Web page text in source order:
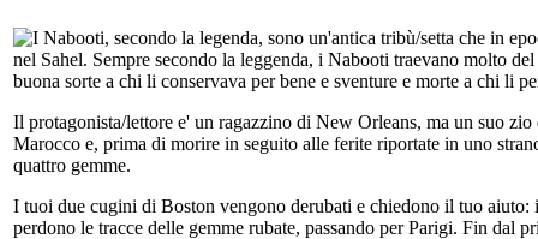
I Nabooti, secondo la legenda, sono un'antica tribù/setta che in
nel Sahel. Sempre secondo la leggenda, i Nabooti traevano molto
buona sorte a chi li conservava per bene e sventure e morte a chi li
Il protagonista/lettore e' un ragazzino di New Orleans, ma un suo
Marocco e, prima di morire in seguito alle ferite riportate in uno
quattro gemme.
I tuoi due cugini di Boston vengono derubati e chiedono il tuo
perdono le tracce delle gemme rubate, passando per Parigi. Fin dal